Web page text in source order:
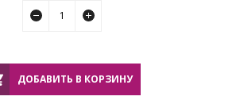
ДОБАВИТЬ В КОРЗИНУ